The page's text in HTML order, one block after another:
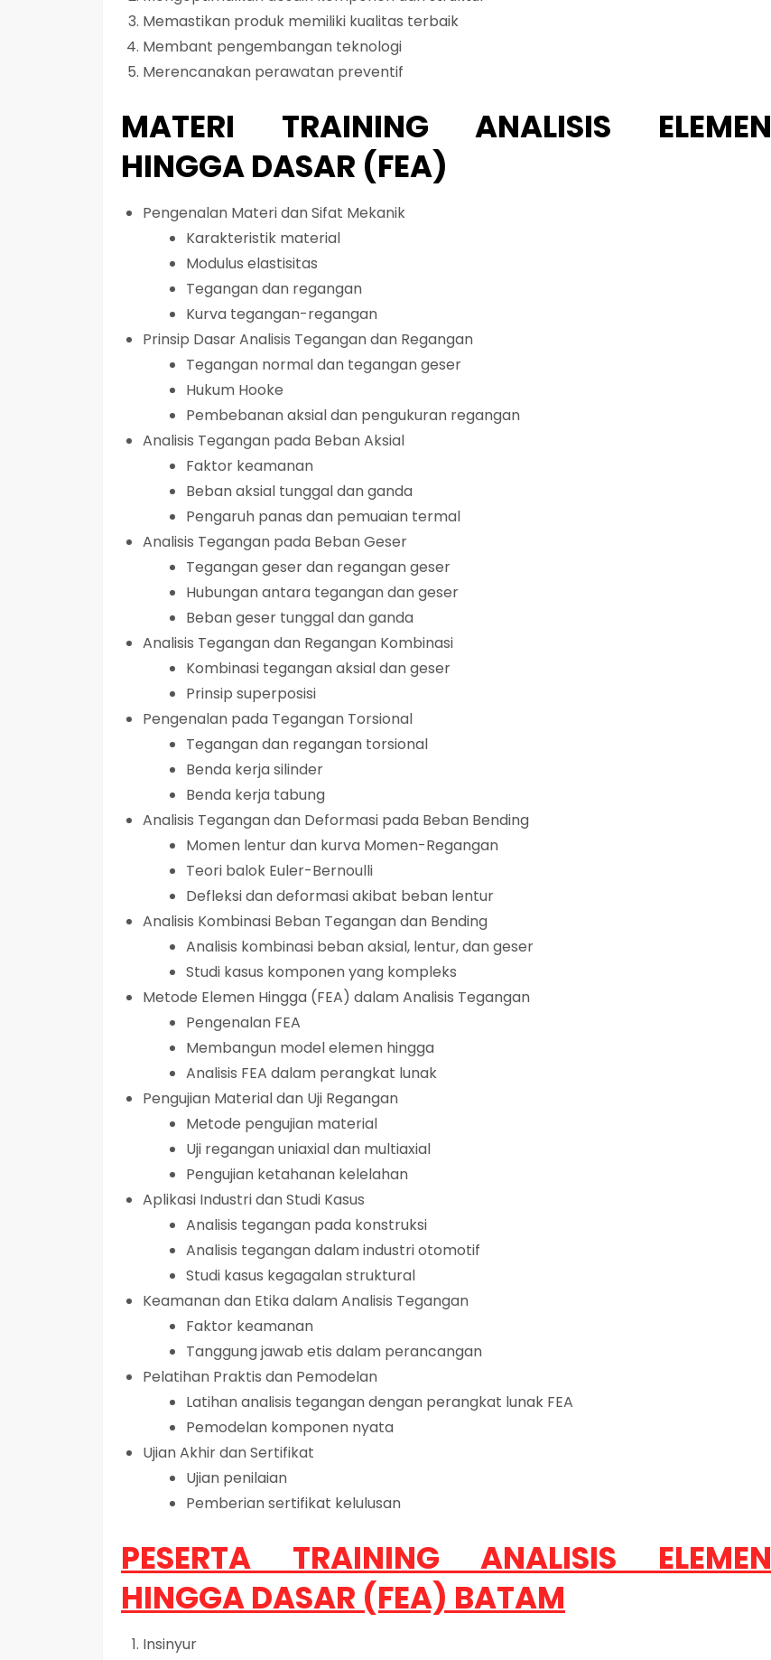
Memastikan produk memiliki kualitas terbaik
Membant pengembangan teknologi
Merencanakan perawatan preventif
MATERI TRAINING ANALISIS ELEMEN
HINGGA DASAR (FEA)
Pengenalan Materi dan Sifat Mekanik
Karakteristik material
Modulus elastisitas
Tegangan dan regangan
Kurva tegangan-regangan
Prinsip Dasar Analisis Tegangan dan Regangan
Tegangan normal dan tegangan geser
Hukum Hooke
Pembebanan aksial dan pengukuran regangan
Analisis Tegangan pada Beban Aksial
Faktor keamanan
Beban aksial tunggal dan ganda
Pengaruh panas dan pemuaian termal
Analisis Tegangan pada Beban Geser
Tegangan geser dan regangan geser
Hubungan antara tegangan dan geser
Beban geser tunggal dan ganda
Analisis Tegangan dan Regangan Kombinasi
Kombinasi tegangan aksial dan geser
Prinsip superposisi
Pengenalan pada Tegangan Torsional
Tegangan dan regangan torsional
Benda kerja silinder
Benda kerja tabung
Analisis Tegangan dan Deformasi pada Beban Bending
Momen lentur dan kurva Momen-Regangan
Teori balok Euler-Bernoulli
Defleksi dan deformasi akibat beban lentur
Analisis Kombinasi Beban Tegangan dan Bending
Analisis kombinasi beban aksial, lentur, dan geser
Studi kasus komponen yang kompleks
Metode Elemen Hingga (FEA) dalam Analisis Tegangan
Pengenalan FEA
Membangun model elemen hingga
Analisis FEA dalam perangkat lunak
Pengujian Material dan Uji Regangan
Metode pengujian material
Uji regangan uniaxial dan multiaxial
Pengujian ketahanan kelelahan
Aplikasi Industri dan Studi Kasus
Analisis tegangan pada konstruksi
Analisis tegangan dalam industri otomotif
Studi kasus kegagalan struktural
Keamanan dan Etika dalam Analisis Tegangan
Faktor keamanan
Tanggung jawab etis dalam perancangan
Pelatihan Praktis dan Pemodelan
Latihan analisis tegangan dengan perangkat lunak FEA
Pemodelan komponen nyata
Ujian Akhir dan Sertifikat
Ujian penilaian
Pemberian sertifikat kelulusan
PESERTA TRAINING ANALISIS ELEMEN
HINGGA DASAR (FEA) BATAM
Insinyur